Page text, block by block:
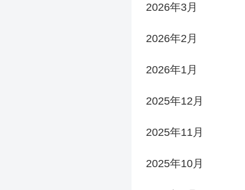
2026年3月
2026年2月
2026年1月
2025年12月
2025年11月
2025年10月